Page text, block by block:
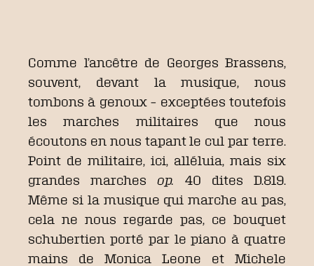
Comme l’ancêtre de Georges Brassens,
souvent, devant la musique, nous
tombons à genoux – exceptées toutefois
les marches militaires que nous
écoutons en nous tapant le cul par terre.
Point de militaire, ici, alléluia, mais six
grandes marchesop. 40 dites D.819.
Même si la musique qui marche au pas,
cela ne nous regarde pas, ce bouquet
schubertien porté par le piano à quatre
mains de Monica Leone et Michele